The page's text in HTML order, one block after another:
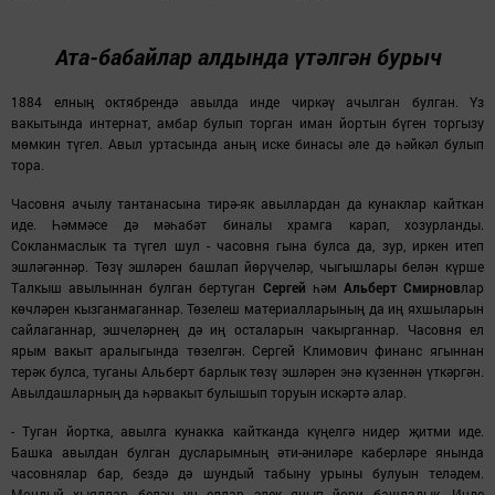
Ата-бабайлар алдында үтәлгән бурыч
1884 елның октябрендә
авылда инде чиркәү ачылган булган. Үз
вакытында интернат, амбар булып торган иман йортын бүген торгызу
мөмкин түгел. Авыл уртасында аның иске бинасы әле дә һәйкәл булып
тора.
Часовня ачылу тантанасына тирә-як авыллардан да кунаклар кайткан
иде. Һәммәсе дә мәһабәт биналы храмга карап, хозурланды.
Сокланмаслык та түгел шул - часовня гына булса да, зур, иркен итеп
эшләгәннәр. Төзү эшләрен башлап йөрүчеләр, чыгышлары белән күрше
Талкыш авылыннан булган бертуган Сергей һәм Альберт Смирновлар
көчләрен кызганмаганнар. Төзелеш материалларының да иң яхшыларын
сайлаганнар, эшчеләрнең дә иң осталарын чакырганнар. Часовня ел
ярым вакыт аралыгында төзелгән. Сергей Климович финанс ягыннан
терәк булса, туганы Альберт барлык төзү эшләрен энә күзеннән үткәргән.
Авылдашларның да һәрвакыт булышып торуын искәртә алар.
- Туган йортка, авылга кунакка кайтканда күңелгә нидер җитми иде.
Башка авылдан булган дусларымның әти-әниләре каберләре янында
часовнялар бар, бездә дә шундый табыну урыны булуын теләдем.